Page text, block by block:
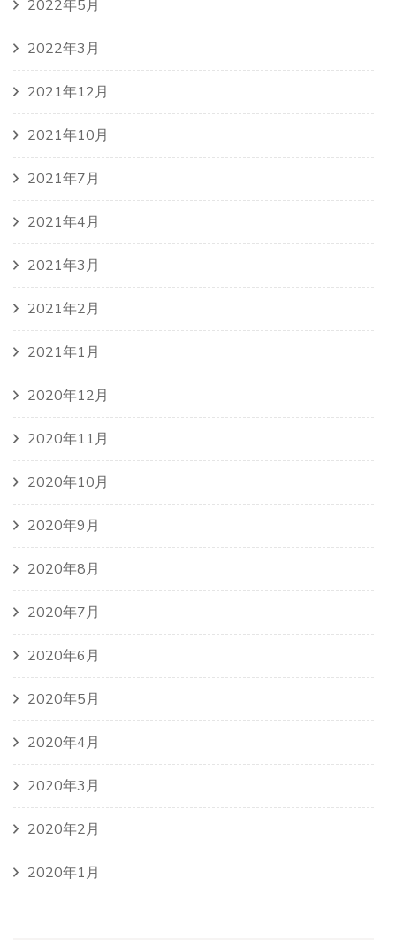
2022年5月
2022年3月
2021年12月
2021年10月
2021年7月
2021年4月
2021年3月
2021年2月
2021年1月
2020年12月
2020年11月
2020年10月
2020年9月
2020年8月
2020年7月
2020年6月
2020年5月
2020年4月
2020年3月
2020年2月
2020年1月